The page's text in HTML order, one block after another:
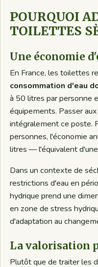
POURQUOI
TOILETTES
Une économie
En France, les toilettes
consommation d'eau
à 50 litres par personne
équipements. Passer
intégralement ce poste.
personnes, l'économie
litres — l'équivalent
Dans un contexte de
restrictions d'eau en
hydrique prend une
en zone de stress
d'adaptation au
La valorisation
Plutôt que de traiter les